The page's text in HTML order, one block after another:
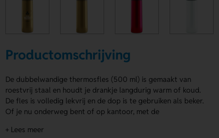
Productomschrijving
De dubbelwandige thermosfles (500 ml) is gemaakt van
roestvrij staal en houdt je drankje langdurig warm of koud.
De fles is volledig lekvrij en de dop is te gebruiken als beker.
Of je nu onderweg bent of op kantoor, met de
koffie of verfrissend water. Je hebt de keuze uit meer dan 10
+ Lees meer